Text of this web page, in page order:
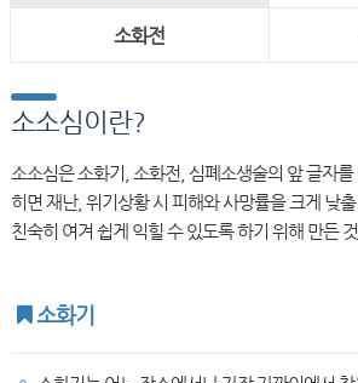
소화전
소소심이란?
소소심은 소화기, 소화전, 심폐소생술의 앞 글자
히면 재난, 위기상황 시 피해와 사망률을 크게 낮
친숙히 여겨 쉽게 익힐 수 있도록 하기 위해 만든
소화기